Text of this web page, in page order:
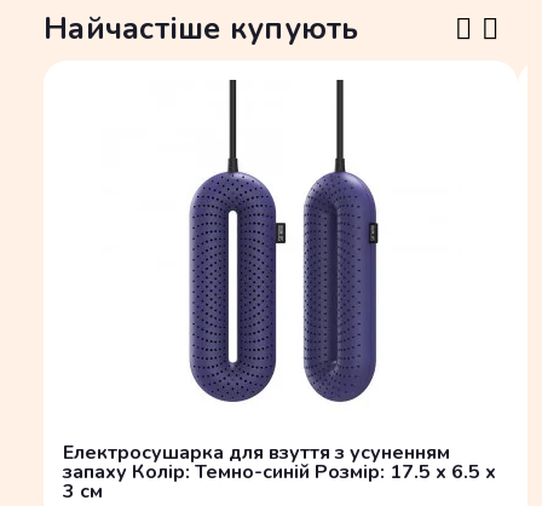
Найчастіше купують
Електросушарка для взуття з усуненням
запаху Колір: Темно-синій Розмір: 17.5 x 6.5 x
3 см